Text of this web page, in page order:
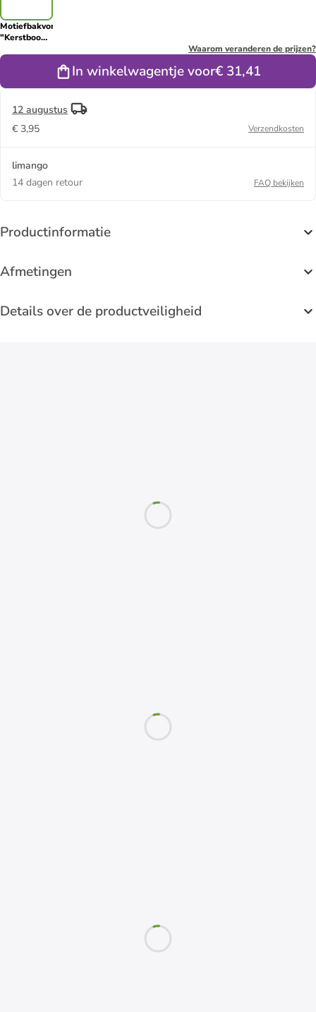
Motiefbakvorm
"Kerstboom"
Waarom veranderen de prijzen?
In winkelwagentje voor€ 31,41
12 augustus
€ 3,95
Verzendkosten
limango
14 dagen retour
FAQ bekijken
Productinformatie
Afmetingen
Details over de productveiligheid